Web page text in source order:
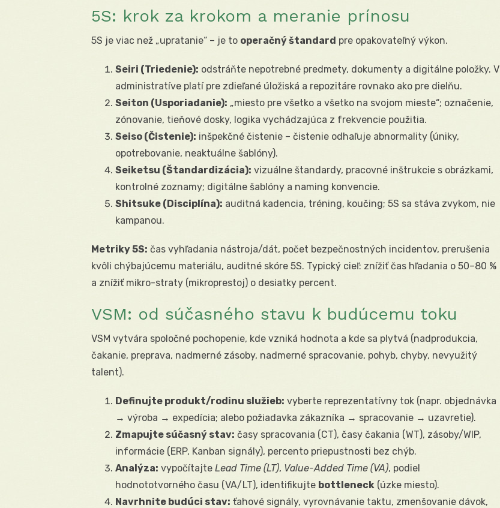
5S: krok za krokom a meranie prínosu
5S je viac než „upratanie“ – je to operačný štandard pre opakovateľný výkon.
Seiri (Triedenie): odstráňte nepotrebné predmety, dokumenty a digitálne položky. V
administratíve platí pre zdieľané úložiská a repozitáre rovnako ako pre dielňu.
Seiton (Usporiadanie): „miesto pre všetko a všetko na svojom mieste“; označenie,
zónovanie, tieňové dosky, logika vychádzajúca z frekvencie použitia.
Seiso (Čistenie): inšpekčné čistenie – čistenie odhaľuje abnormality (úniky,
opotrebovanie, neaktuálne šablóny).
Seiketsu (Štandardizácia): vizuálne štandardy, pracovné inštrukcie s obrázkami,
kontrolné zoznamy; digitálne šablóny a naming konvencie.
Shitsuke (Disciplína): auditná kadencia, tréning, koučing; 5S sa stáva zvykom, nie
kampanou.
Metriky 5S: čas vyhľadania nástroja/dát, počet bezpečnostných incidentov, prerušenia
kvôli chýbajúcemu materiálu, auditné skóre 5S. Typický cieľ: znížiť čas hľadania o 50–80 %
a znížiť mikro-straty (mikroprestoj) o desiatky percent.
VSM: od súčasného stavu k budúcemu toku
VSM vytvára spoločné pochopenie, kde vzniká hodnota a kde sa plytvá (nadprodukcia,
čakanie, preprava, nadmerné zásoby, nadmerné spracovanie, pohyb, chyby, nevyužitý
talent).
Definujte produkt/rodinu služieb: vyberte reprezentatívny tok (napr. objednávka
→ výroba → expedícia; alebo požiadavka zákazníka → spracovanie → uzavretie).
Zmapujte súčasný stav: časy spracovania (CT), časy čakania (WT), zásoby/WIP,
informácie (ERP, Kanban signály), percento priepustnosti bez chýb.
Analýza: vypočítajte Lead Time (LT), Value-Added Time (VA), podiel
hodnototvorného času (VA/LT), identifikujte bottleneck (úzke miesto).
Navrhnite budúci stav: ťahové signály, vyrovnávanie taktu, zmenšovanie dávok,